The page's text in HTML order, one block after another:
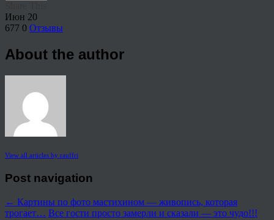
Июн 20
677 0 Отзывы
About the author
View all articles by rauffri
Post navigation
← Картины по фото мастихином — живопись, которая
трогает… Все гости просто замерли и сказали — это чудо!!!